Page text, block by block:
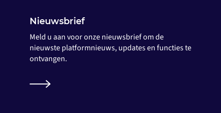
Nieuwsbrief
Meld u aan voor onze nieuwsbrief om de
nieuwste platformnieuws, updates en functies te
ontvangen.